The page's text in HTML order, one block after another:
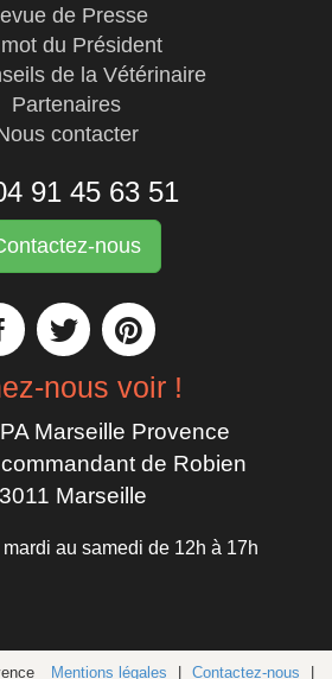
de Presse
du Président
de la Vétérinaire
Partenaires
contacter
91 45 63 51
nous
nous voir !
Marseille Provence
de Robien
Marseille
au samedi de 12h à 17h
Mentions légales Contactez-nous